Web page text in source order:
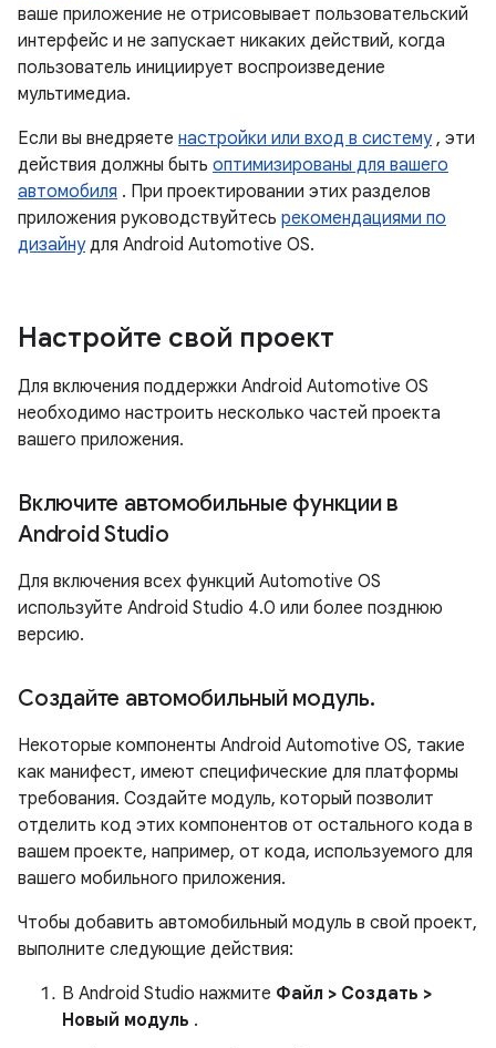
ваше приложение не отрисовывает пользовательский
интерфейс и не запускает никаких действий, когда
пользователь инициирует воспроизведение
мультимедиа.
Если вы внедряете настройки или вход в систему, эти
действия должны быть оптимизированы для вашего
автомобиля . При проектировании этих разделов
приложения руководствуйтесь рекомендациями по
дизайнудля Android Automotive OS.
Настройте свой проект
Для включения поддержки Android Automotive OS
необходимо настроить несколько частей проекта
вашего приложения.
Включите автомобильные функции в
Android Studio
Для включения всех функций Automotive OS
используйте Android Studio 4.0 или более позднюю
версию.
Создайте автомобильный модуль.
Некоторые компоненты Android Automotive OS, такие
как манифест, имеют специфические для платформы
требования. Создайте модуль, который позволит
отделить код этих компонентов от остального кода в
вашем проекте, например, от кода, используемого для
вашего мобильного приложения.
Чтобы добавить автомобильный модуль в свой проект,
выполните следующие действия:
В Android Studio нажмите Файл > Создать >
Новый модуль .